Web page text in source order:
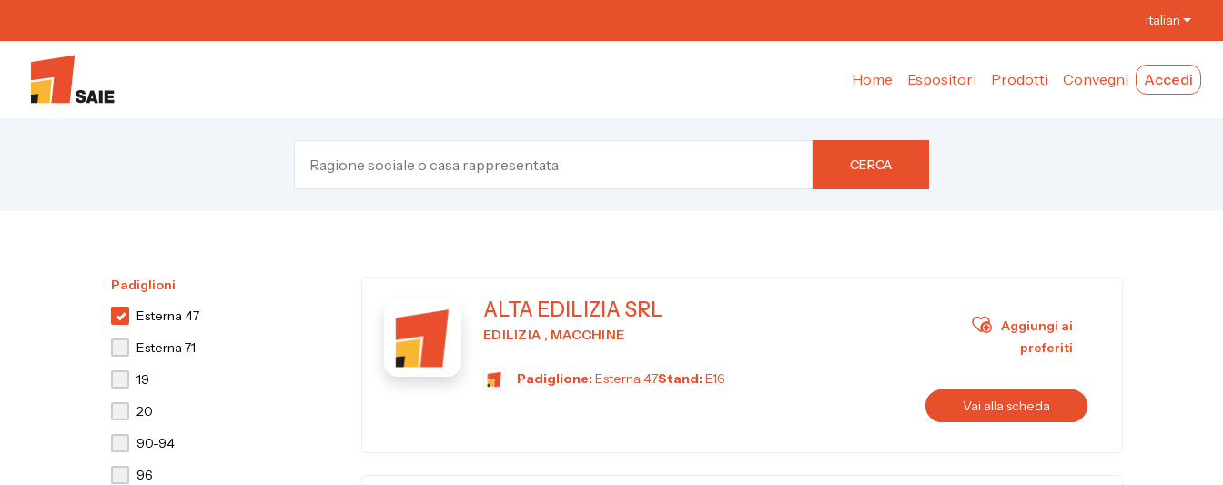
Italian
Home Espositori Prodotti Convegni Accedi
CERCA
Padiglioni
Esterna 47
Esterna 71
19
20
90-94
96
ALTA EDILIZIA SRL
EDILIZIA , MACCHINE
Padiglione:Esterna 47Stand:E16
Aggiungi ai
preferiti
Vai alla scheda